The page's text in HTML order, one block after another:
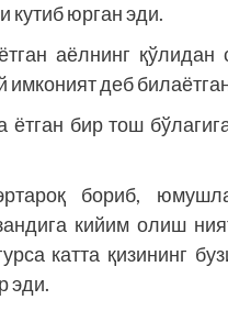
кутиб юрган эди.
аёлнинг қўлидан
имконият деб
ётган бир тош
бориб,
кийим олиш
катта қизининг
эди.